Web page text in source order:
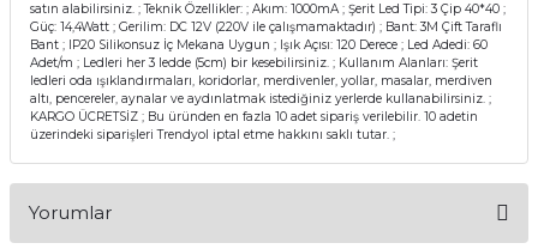
satın alabilirsiniz. ; Teknik Özellikler: ; Akım: 1000mA ; Şerit Led Tipi: 3 Çip 40*40 ;
Güç: 14,4Watt ; Gerilim: DC 12V (220V ile çalışmamaktadır) ; Bant: 3M Çift Taraflı
Bant ; IP20 Silikonsuz İç Mekana Uygun ; Işık Açısı: 120 Derece ; Led Adedi: 60
Adet/m ; Ledleri her 3 ledde (5cm) bir kesebilirsiniz. ; Kullanım Alanları: Şerit
ledleri oda ışıklandırmaları, koridorlar, merdivenler, yollar, masalar, merdiven
altı, pencereler, aynalar ve aydınlatmak istediğiniz yerlerde kullanabilirsiniz. ;
KARGO ÜCRETSİZ ; Bu üründen en fazla 10 adet sipariş verilebilir. 10 adetin
üzerindeki siparişleri Trendyol iptal etme hakkını saklı tutar. ;
Yorumlar